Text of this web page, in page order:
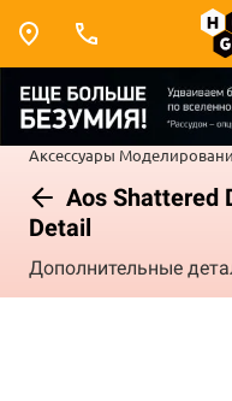
Аксессуары
Aos Shattered
Detail
Дополнительные